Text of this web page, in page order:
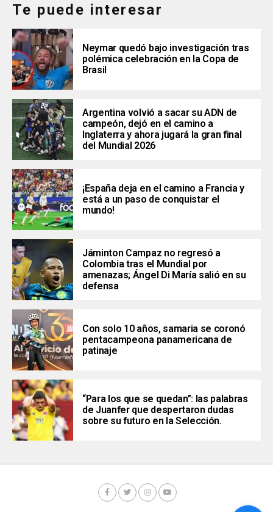
Te puede interesar
Neymar quedó bajo investigación tras
polémica celebración en la Copa de
Brasil
Argentina volvió a sacar su ADN de
campeón, dejó en el camino a
Inglaterra y ahora jugará la gran final
del Mundial 2026
¡España deja en el camino a Francia y
está a un paso de conquistar el
mundo!
Jáminton Campaz no regresó a
Colombia tras el Mundial por
amenazas; Ángel Di María salió en su
defensa
Con solo 10 años, samaria se coronó
pentacampeona panamericana de
patinaje
“Para los que se quedan”: las palabras
de Juanfer que despertaron dudas
sobre su futuro en la Selección.